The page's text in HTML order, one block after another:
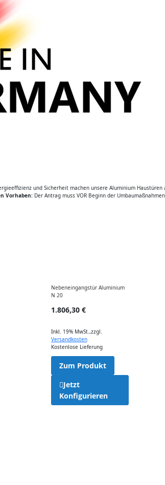
und Sicherheit machen unsere Aluminium
Vorhaben: Der Antrag muss VOR Beginn der
Nebeneingangstür Aluminium
N 20
1.806,30 €
Inkl. 19% MwSt. ,zzgl.
Versandkosten
Kostenlose Lieferung
Zum Produkt
Jetzt
Konfigurieren